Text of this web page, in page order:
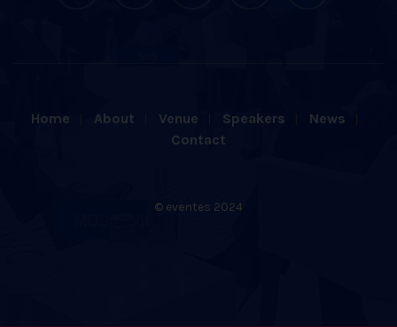
Home About Venue Speakers
News
Contact
© eventes 2024